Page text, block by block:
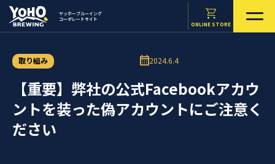
ヤッホーブルーイング
コーポレートサイト
ONLINE STORE
取り組み 2024.6.4
【重要】弊社の公式Facebookアカウ
ントを装った偽アカウントにご注意く
ださい